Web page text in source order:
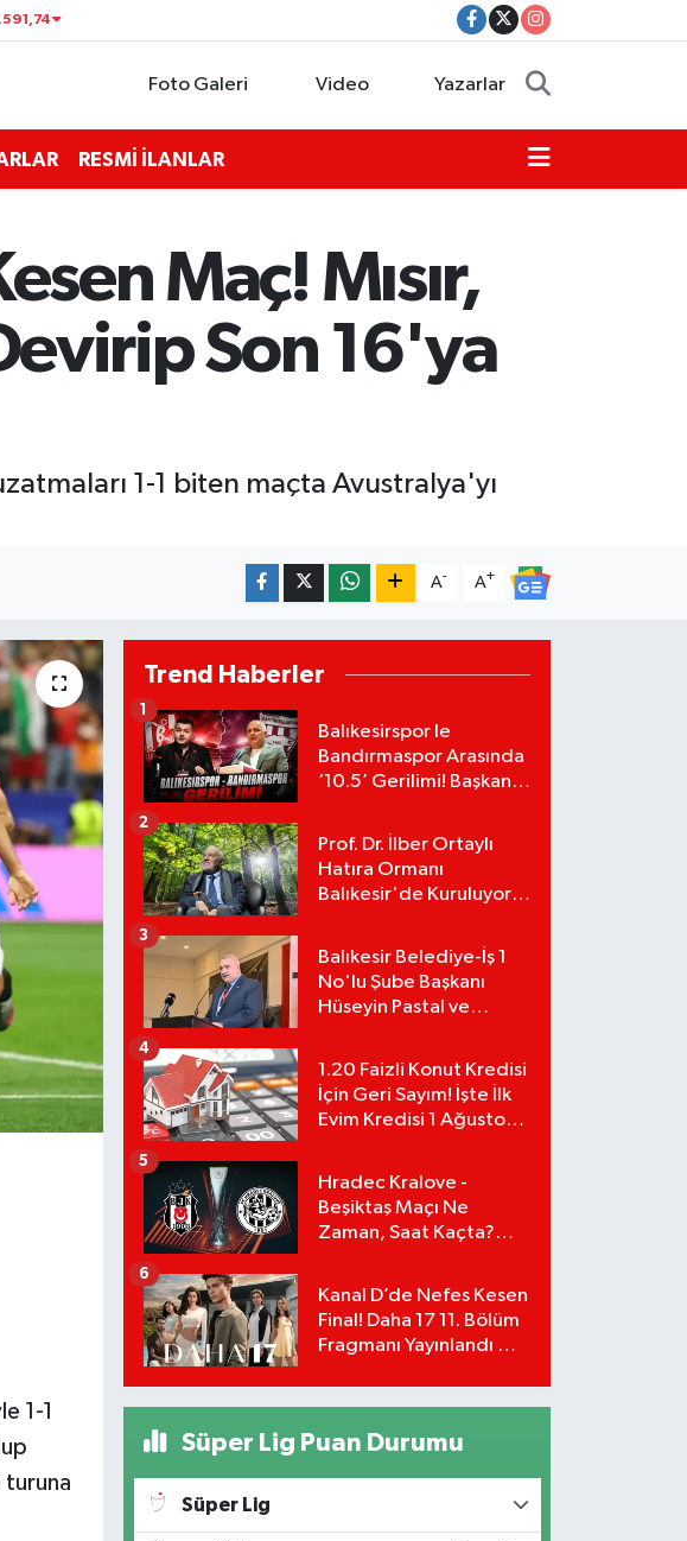
Foto Galeri Video Yazarlar
RESMİ İLANLAR
Maç! Mısır,
Son 16'ya
1-1 biten maçta Avustralya'yı
A- A+
1-1
turuna
Trend Haberler
Balıkesirspor le
Bandırmaspor Arasında
‘10.5’ Gerilimi! Başkan
Murat Karakoyun'a Sert
Tepki!
1
Prof. Dr. İlber Ortaylı
Hatıra Ormanı
Balıkesir'de Kuruluyor!
Bağışlarını Başlattı!
2
Balıkesir Belediye-İş 1
No'lu Şube Başkanı
Hüseyin Pastal ve
3
1.20 Faizli Konut Kredisi
İçin Geri Sayım! İşte İlk
Evim Kredisi 1 Ağustos
4
Hradec Kralove -
Beşiktaş Maçı Ne
Zaman, Saat Kaçta?
Detayları!
5
Kanal D’de Nefes Kesen
Final! Daha 17 11. Bölüm
Fragmanı Yayınlandı Mı?
6
Süper Lig Puan Durumu
Süper Lig